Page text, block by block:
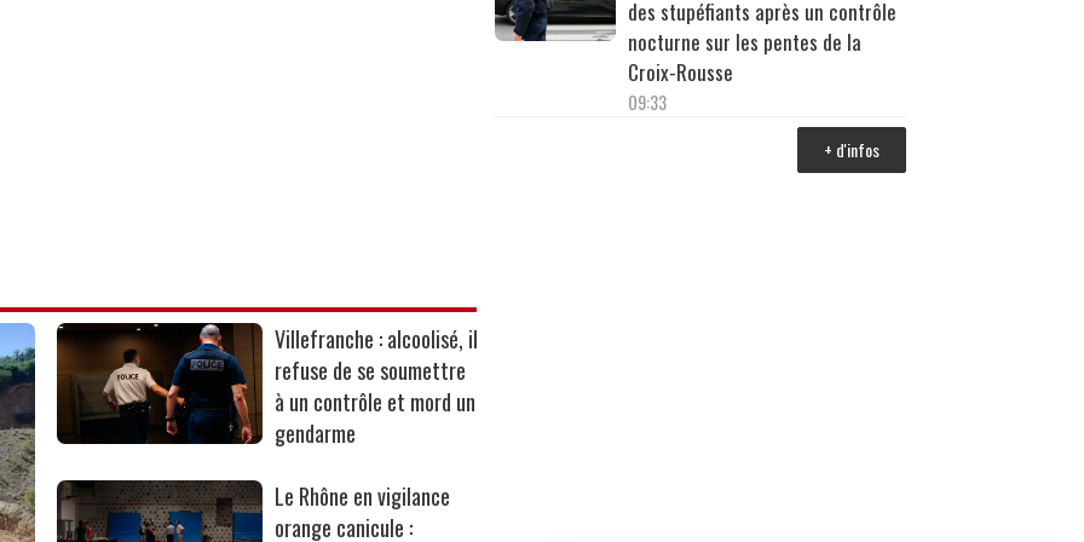
Villefranche : alcoolisé, il
refuse de se soumettre
à un contrôle et mord un
gendarme
Le Rhône en vigilance
orange canicule :
des stupéfiants après un contrôle
nocturne sur les pentes de la
Croix-Rousse
09:33
+ d'infos